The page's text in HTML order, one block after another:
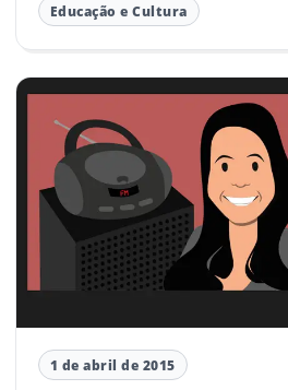
Educação e Cultura
1 de abril de 2015